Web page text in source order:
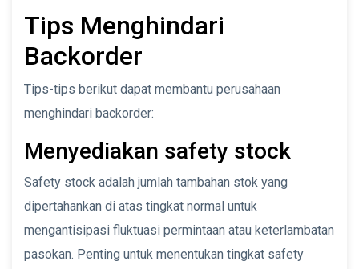
Tips Menghindari
Backorder
Tips-tips berikut dapat membantu perusahaan
menghindari backorder:
Menyediakan safety stock
Safety stock adalah jumlah tambahan stok yang
dipertahankan di atas tingkat normal untuk
mengantisipasi fluktuasi permintaan atau keterlambatan
pasokan. Penting untuk menentukan tingkat safety